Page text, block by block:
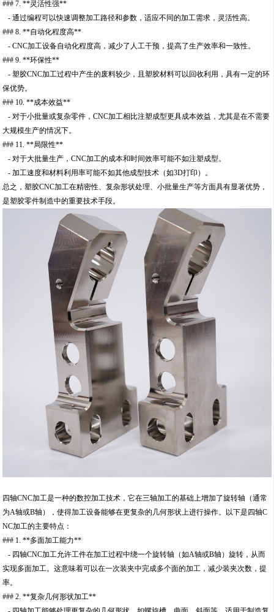
### 7. **灵活性强**
- 通过编程可以快速调整加工路径和参数，适应不同的加工需求，灵活性高。
### 8. **自动化程度高**
- CNC加工设备自动化程度高，减少了人工干预，提高了生产效率和一致性。
### 9. **环保性**
- 塑胶CNC加工过程中产生的废料较少，且塑胶材料可以回收利用，具有一定的环
保优势。
### 10. **成本效益**
- 对于小批量或复杂零件，CNC加工相比注塑成型更具成本效益，尤其是在不需要
大规模生产的情况下。
### 11. **局限性**
- 对于大批量生产，CNC加工的成本和时间效率可能不如注塑成型。
- 加工速度和材料利用率可能不如其他成型技术（如3D打印）。
总之，塑胶CNC加工在精密性、复杂形状处理、小批量生产等方面具有显著优势，
是塑胶零件制造中的重要技术手段。
四轴CNC加工是一种的数控加工技术，它在三轴加工的基础上增加了旋转轴（通常
为A轴或B轴），使得加工设备能够在更复杂的几何形状上进行操作。以下是四轴C
NC加工的主要特点：
### 1. **多面加工能力**
- 四轴CNC加工允许工件在加工过程中绕一个旋转轴（如A轴或B轴）旋转，从而
实现多面加工。这意味着可以在一次装夹中完成多个面的加工，减少装夹次数，提
率。
### 2. **复杂几何形状加工**